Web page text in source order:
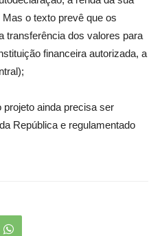
o texto prevê que os
transferência dos valores para
financeira autorizada, a
projeto ainda precisa ser
República e regulamentado